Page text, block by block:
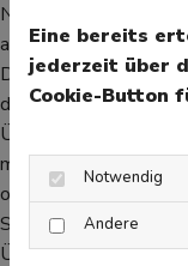
Neben den
auch
Depression
den Magen-Darm-
Übelkeit, Durchfall
mögliche
oder zu Beginn der
Schlafstörungen und
Überdosierung
Eine bereits
jederzeit über
Cookie-Button
Notwendig
Andere